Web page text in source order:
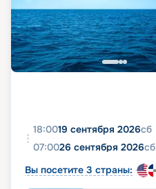
18:0019 сентября 2026сб
07:0026 сентября 2026сб
Вы посетите 3 страны: